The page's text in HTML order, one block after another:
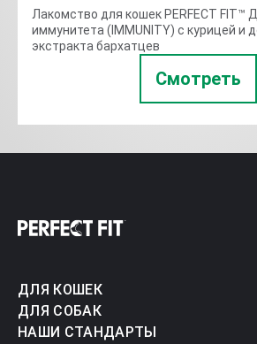
Лакомство для кошек PERFECT FIT™
иммунитета (IMMUNITY) с курицей и
экстракта бархатцев
Смотреть
ДЛЯ КОШЕК
ДЛЯ СОБАК
НАШИ СТАНДАРТЫ